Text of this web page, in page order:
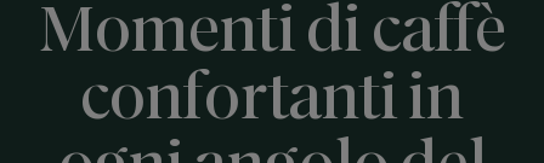
Momenti di caffè
confortanti in